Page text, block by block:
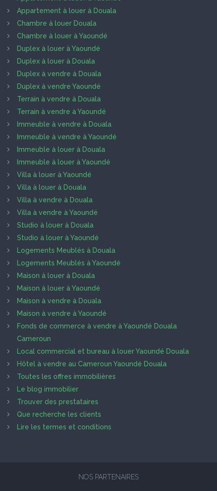
Appartement à louer à Douala
Chambre à louer Douala
Chambre à louer à Yaoundé
Duplex à louer à Yaoundé
Duplex à louer à Douala
Duplex à vendre à Douala
Duplex à vendre Yaoundé
Terrain à vendre à Douala
Terrain à vendre à Yaoundé
Immeuble à vendre à Douala
Immeuble à vendre à Yaoundé
Immeuble à louer à Douala
Immeuble à louer à Yaoundé
Villa à louer à Yaoundé
Villa à louer à Douala
Villa à vendre à Douala
Villa à vendre à Yaoundé
Studio à louer à Douala
Studio à louer à Yaoundé
Logements Meublés à Douala
Logements Meublés à Yaoundé
Maison à louer à Douala
Maison à louer à Yaoundé
Maison à vendre à Douala
Maison à vendre à Yaoundé
Fonds de commerce à vendre à Yaoundé Douala
Cameroun
Local commercial et bureau à louer Yaoundé Douala
Hôtel à vendre au Cameroun Yaoundé Douala
Toutes les offres immobilières
Le blog immobilier
Trouver des prestataires
Que recherche les clients
Lire les termes et conditions
NOS PARTENAIRES